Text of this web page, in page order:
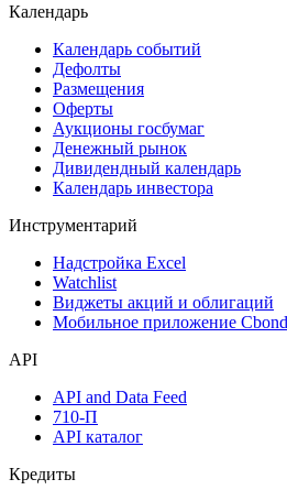
Календарь
Календарь событий
Дефолты
Размещения
Оферты
Аукционы госбумаг
Денежный рынок
Дивидендный календарь
Календарь инвестора
Инструментарий
Надстройка Excel
Watchlist
Виджеты акций и облигаций
Мобильное приложение
API
API and Data Feed
710-П
API каталог
Кредиты